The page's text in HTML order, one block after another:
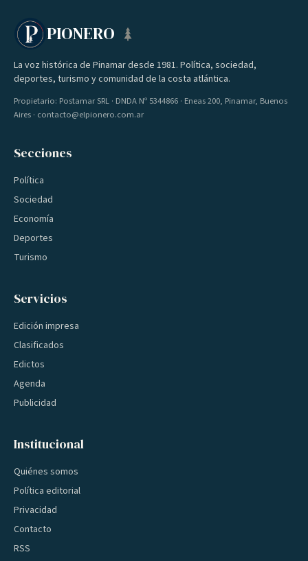
PIONERO
La voz histórica de Pinamar desde 1981. Política, sociedad,
deportes, turismo y comunidad de la costa atlántica.
Propietario: Postamar SRL · DNDA Nº 5344866 · Eneas 200, Pinamar, Buenos
Aires · contacto@elpionero.com.ar
Secciones
Política
Sociedad
Economía
Deportes
Turismo
Servicios
Edición impresa
Clasificados
Edictos
Agenda
Publicidad
Institucional
Quiénes somos
Política editorial
Privacidad
Contacto
RSS